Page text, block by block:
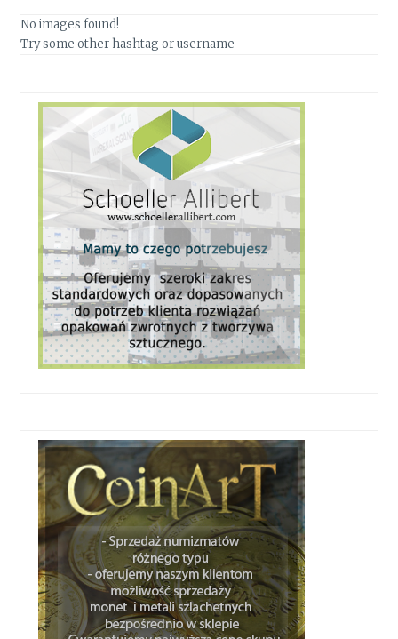
No images found!
Try some other hashtag or username